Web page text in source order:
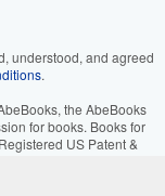
understood, and agreed
.
the AbeBooks
for books. Books for
US Patent &